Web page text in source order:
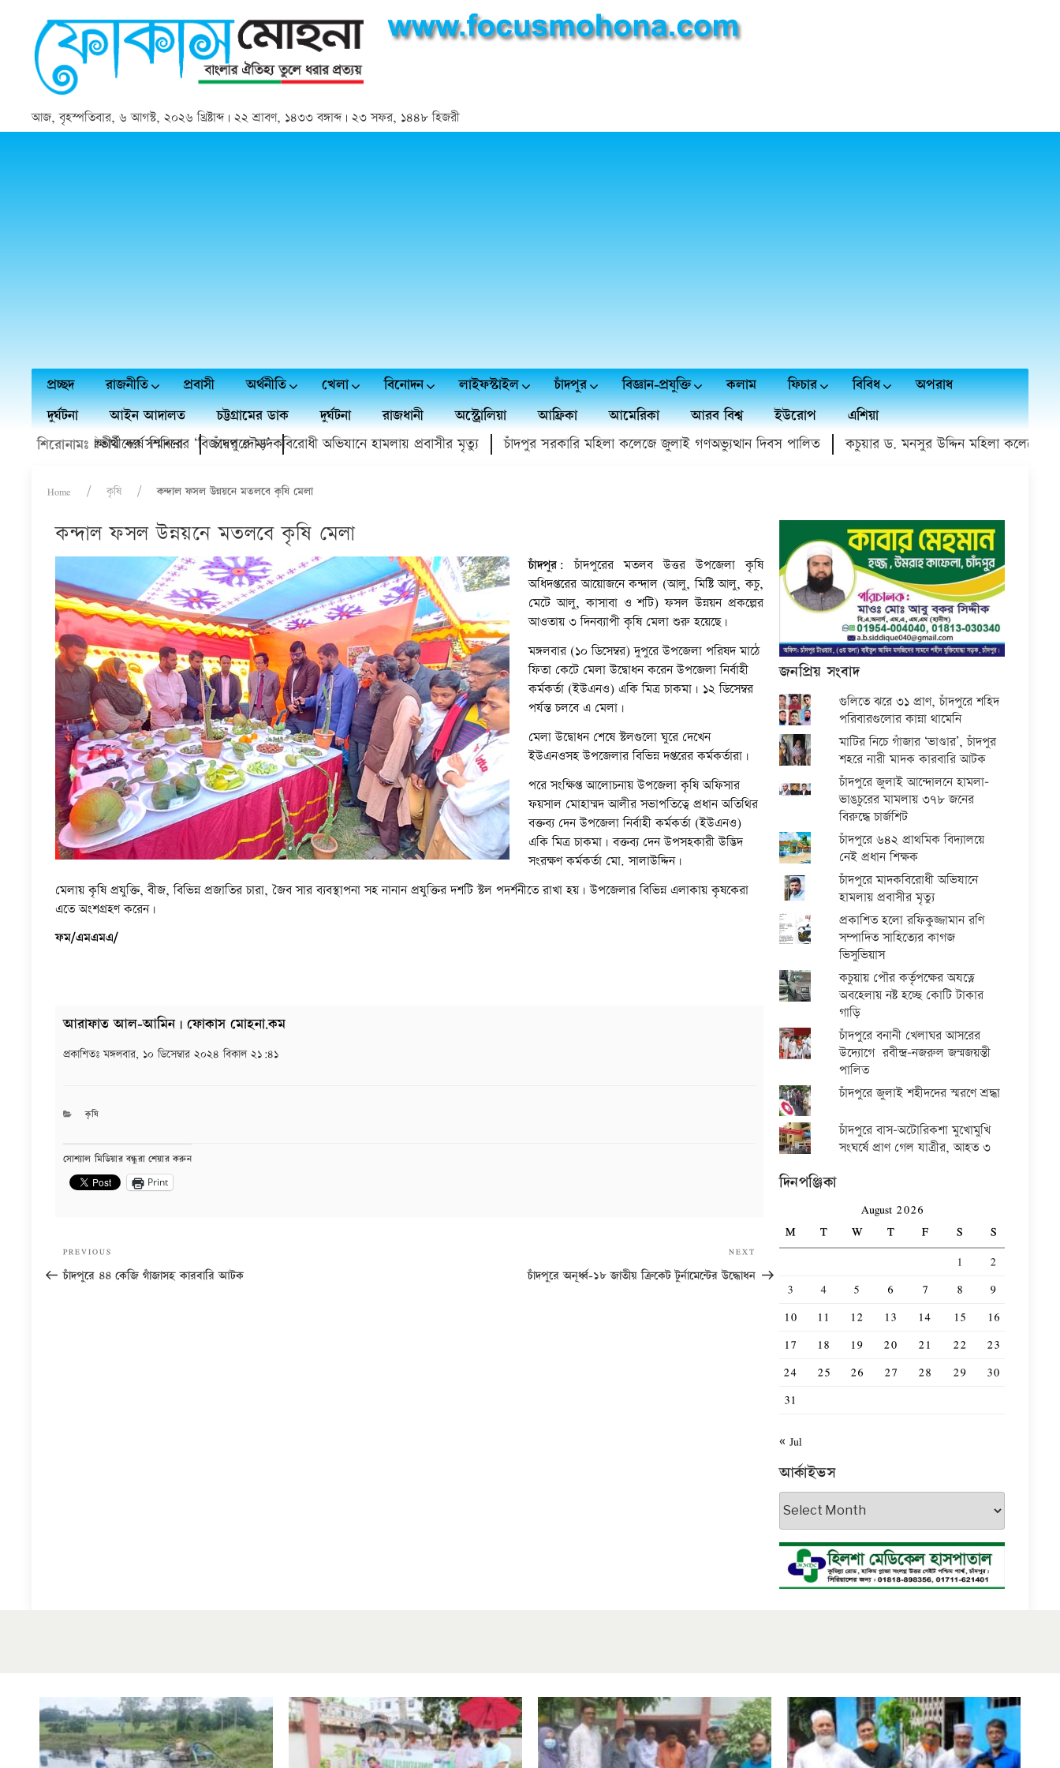
আজ, বৃহস্পতিবার, ৬ আগস্ট, ২০২৬ খ্রিষ্টাব্দ | ২২ শ্রাবণ, ১৪৩৩ বঙ্গাব্দ | ২৩ সফর, ১৪৪৮ হিজরী
প্রচ্ছদ রাজনীতি প্রবাসী অর্থনীতি খেলা বিনোদন লাইফস্টাইল চাঁদপুর বিজ্ঞান-প্রযুক্তি কলাম ফিচার বিবিধ
অপরাধ
দুর্ঘটনা
আইন আদালত চট্টগ্রামের ডাক দুর্ঘটনা রাজধানী অস্ট্রোলিয়া আফ্রিকা আমেরিকা আরব বিশ্ব ইউরোপ
এশিয়া
শিরোনামঃ
প্রাপ্ত শিক্ষার্থীদের সম্মাননা চাঁদপুরে মাদকবিরোধী অভিযানে হামলায় প্রবাসীর মৃত্যু চাঁদপুর সরকারি মহিলা কলেজে জুলাই গণঅভ্যুত্থান দিবস পালিত কচুয়ার ড. মনসুর উদ্দিন মহিলা কলেজে
দ্বিতীয় বর্ষে শিবিরের ‘বিজয়ের দৌড়’
Home কৃষি কন্দাল ফসল উন্নয়নে মতলবে কৃষি মেলা
কন্দাল ফসল উন্নয়নে মতলবে কৃষি মেলা
চাঁদপুর:চাঁদপুরের মতলব উত্তর উপজেলা কৃষি
অধিদপ্তরের আয়োজনে কন্দাল (আলু, মিষ্টি আলু, কচু,
মেটে আলু, কাসাবা ও শটি) ফসল উন্নয়ন প্রকল্পের
আওতায় ৩ দিনব্যাপী কৃষি মেলা শুরু হয়েছে।
মঙ্গলবার (১০ ডিসেম্বর) দুপুরে উপজেলা পরিষদ মাঠে
ফিতা কেটে মেলা উদ্বোধন করেন উপজেলা নির্বাহী
কর্মকর্তা (ইউএনও) একি মিত্র চাকমা। ১২ ডিসেম্বর
পর্যন্ত চলবে এ মেলা।
মেলা উদ্বোধন শেষে স্টলগুলো ঘুরে দেখেন
ইউএনওসহ উপজেলার বিভিন্ন দপ্তরের কর্মকর্তারা।
পরে সংক্ষিপ্ত আলোচনায় উপজেলা কৃষি অফিসার
ফয়সাল মোহাম্মদ আলীর সভাপতিত্বে প্রধান অতিথির
বক্তব্য দেন উপজেলা নির্বাহী কর্মকর্তা (ইউএনও)
একি মিত্র চাকমা। বক্তব্য দেন উপসহকারী উদ্ভিদ
সংরক্ষণ কর্মকর্তা মো. সালাউদ্দিন।
মেলায় কৃষি প্রযুক্তি, বীজ, বিভিন্ন প্রজাতির চারা, জৈব সার ব্যবস্থাপনা সহ নানান প্রযুক্তির দশটি স্টল পদর্শনীতে রাখা হয়। উপজেলার বিভিন্ন এলাকায় কৃষকেরা
এতে অংশগ্রহণ করেন।
ফম/এমএমএ/
আরাফাত আল-আমিন | ফোকাস মোহনা.কম
প্রকাশিতঃমঙ্গলবার, ১০ ডিসেম্বার ২০২৪ বিকাল ২১:৪১
CATEGORIES
কৃষি
সোশ্যাল মিডিয়ার বন্ধুরা শেয়ার করুন
Print
navigation
Previous
Post
PREVIOUS
চাঁদপুরে ৪৪ কেজি গাঁজাসহ কারবারি আটক
Post
NEXT
চাঁদপুরে অনূর্ধ্ব-১৮ জাতীয় ক্রিকেট টুর্নামেন্টের উদ্ধোধন
জনপ্রিয় সংবাদ
গুলিতে ঝরে ৩১ প্রাণ, চাঁদপুরে শহিদ
পরিবারগুলোর কান্না থামেনি
মাটির নিচে গাঁজার ‘ভাণ্ডার’, চাঁদপুর
শহরে নারী মাদক কারবারি আটক
চাঁদপুরে জুলাই আন্দোলনে হামলা-
ভাঙচুরের মামলায় ৩৭৮ জনের
বিরুদ্ধে চার্জশিট
চাঁদপুরে ৬৪২ প্রাথমিক বিদ্যালয়ে
নেই প্রধান শিক্ষক
চাঁদপুরে মাদকবিরোধী অভিযানে
হামলায় প্রবাসীর মৃত্যু
প্রকাশিত হলো রফিকুজ্জামান রণি
সম্পাদিত সাহিত্যের কাগজ
ভিসুভিয়াস
কচুয়ায় পৌর কর্তৃপক্ষের অযত্নে
অবহেলায় নষ্ট হচ্ছে কোটি টাকার
গাড়ি
চাঁদপুরে বনানী খেলাঘর আসরের
উদ্যোগে রবীন্দ্র-নজরুল জন্মজয়ন্তী
পালিত
চাঁদপুরে জুলাই শহীদদের স্মরণে শ্রদ্ধা
চাঁদপুরে বাস-অটোরিকশা মুখোমুখি
সংঘর্ষে প্রাণ গেল যাত্রীর, আহত ৩
দিনপঞ্জিকা
August 2026
M
T W T F S
S
1
2
3
4 5 6 7 8
9
10
11 12 13 14 15
16
17
18 19 20 21 22
23
24
25 26 27 28 29
30
31
« Jul
আর্কাইভস
আর্কাইভস